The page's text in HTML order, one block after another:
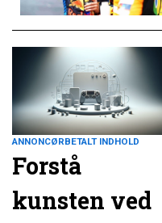
ANNONCØRBETALT INDHOLD
Forstå
kunsten ved